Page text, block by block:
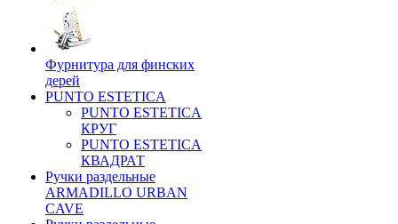
Фурнитура для финских
дерей
PUNTO ESTETICA
PUNTO ESTETICA
КРУГ
PUNTO ESTETICA
КВАДРАТ
Ручки раздельные
ARMADILLO URBAN
CAVE